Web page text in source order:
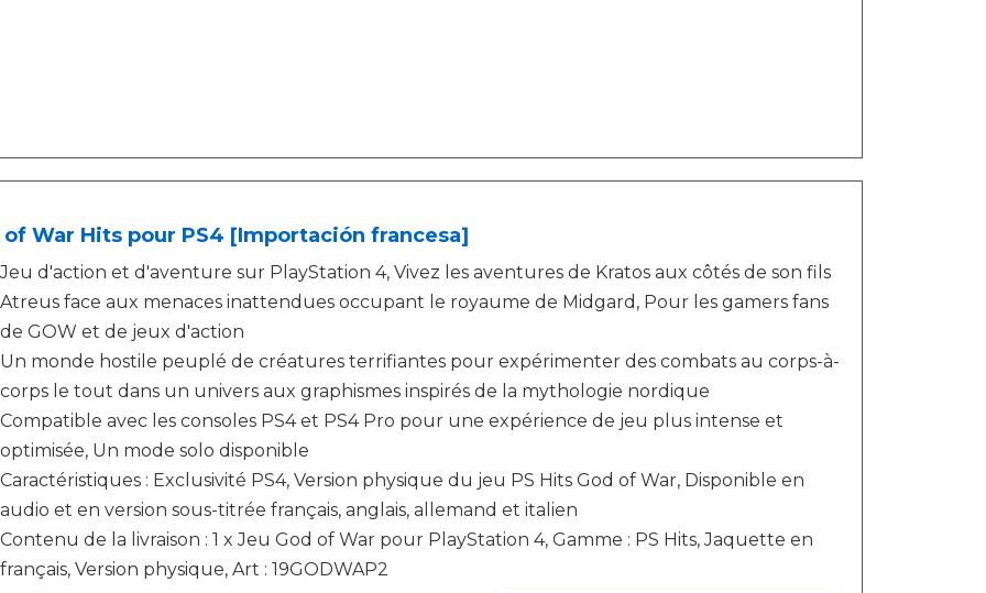
of War Hits pour PS4 [Importación francesa]
Jeu d'action et d'aventure sur PlayStation 4, Vivez les aventures de Kratos aux côtés de son fils
Atreus face aux menaces inattendues occupant le royaume de Midgard, Pour les gamers fans
de GOW et de jeux d'action
Un monde hostile peuplé de créatures terrifiantes pour expérimenter des combats au corps-à-
corps le tout dans un univers aux graphismes inspirés de la mythologie nordique
Compatible avec les consoles PS4 et PS4 Pro pour une expérience de jeu plus intense et
optimisée, Un mode solo disponible
Caractéristiques : Exclusivité PS4, Version physique du jeu PS Hits God of War, Disponible en
audio et en version sous-titrée français, anglais, allemand et italien
Contenu de la livraison : 1 x Jeu God of War pour PlayStation 4, Gamme : PS Hits, Jaquette en
français, Version physique, Art : 19GODWAP2